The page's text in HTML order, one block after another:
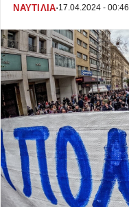
ΝΑΥΤΙΛΙΑ·17.04.2024 - 00:46